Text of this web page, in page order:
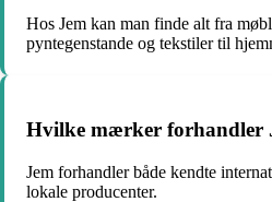
Hos Jem kan man finde alt fra
pyntegenstande og tekstiler til
Hvilke mærker forhandler
Jem forhandler både kendte
lokale producenter.